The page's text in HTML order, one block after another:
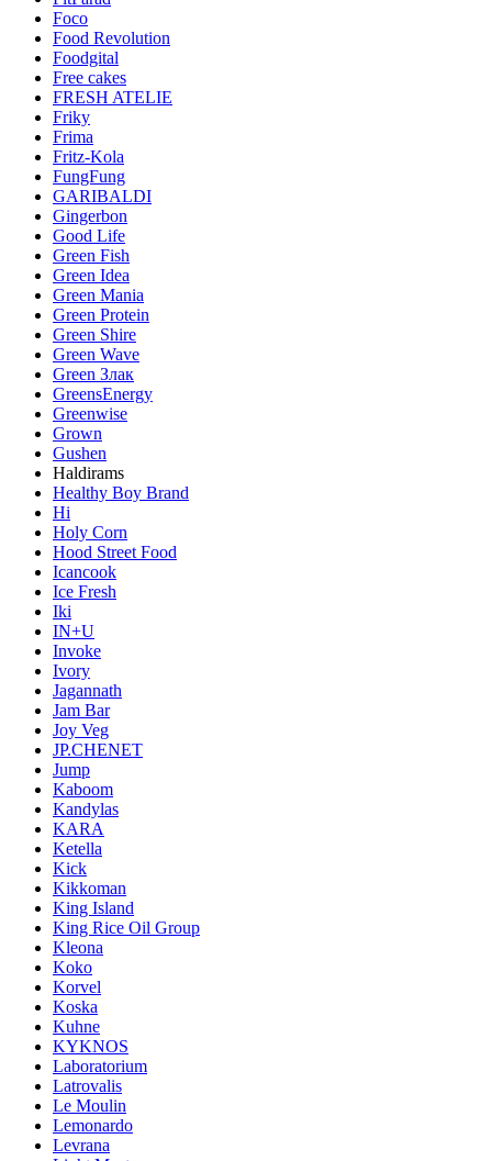
Foco
Food Revolution
Foodgital
Free cakes
FRESH ATELIE
Friky
Frima
Fritz-Kola
FungFung
GARIBALDI
Gingerbon
Good Life
Green Fish
Green Idea
Green Mania
Green Protein
Green Shire
Green Wave
Green Злак
GreensEnergy
Greenwise
Grown
Gushen
Haldirams
Healthy Boy Brand
Hi
Holy Corn
Hood Street Food
Icancook
Ice Fresh
Iki
IN+U
Invoke
Ivory
Jagannath
Jam Bar
Joy Veg
JP.CHENET
Jump
Kaboom
Kandylas
KARA
Ketella
Kick
Kikkoman
King Island
King Rice Oil Group
Kleona
Koko
Korvel
Koska
Kuhne
KYKNOS
Laboratorium
Latrovalis
Le Moulin
Lemonardo
Levrana